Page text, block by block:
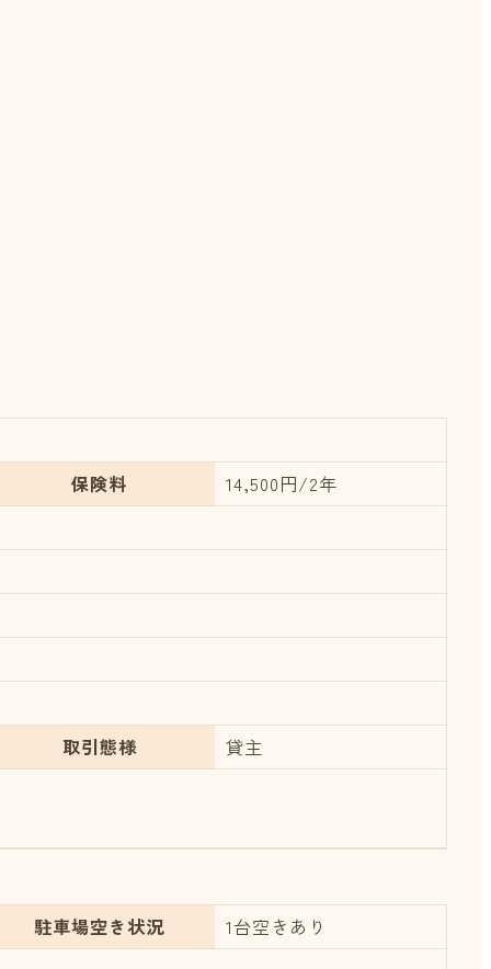
保険料
14,500円/2年
取引態様 貸主
駐車場空き状況
1台空きあり